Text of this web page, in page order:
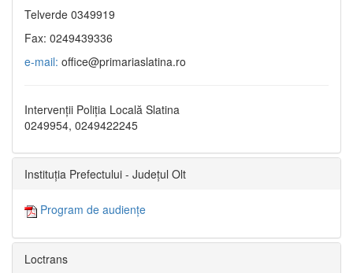
Telverde 0349919
Fax: 0249439336
e-mail: office@primariaslatina.ro
Intervenții Poliția Locală Slatina
0249954, 0249422245
Instituția Prefectului - Județul Olt
Program de audiențe
Loctrans